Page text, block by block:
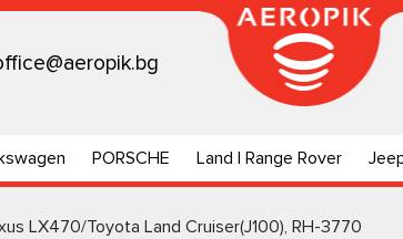
PORSCHE Land | Range Rover
LX470/Toyota Land Cruiser(J100), RH-3770